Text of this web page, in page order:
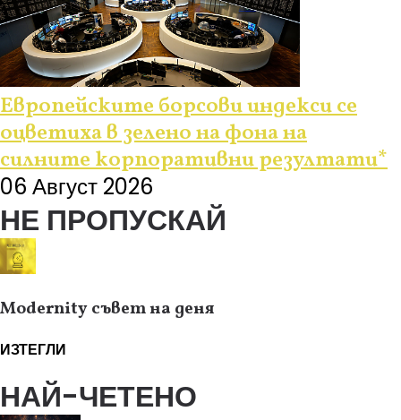
Европейските борсови индекси се
оцветиха в зелено на фона на
силните корпоративни резултати*
06 Август 2026
НЕ ПРОПУСКАЙ
Modernity съвет на деня
ИЗТЕГЛИ
НАЙ-ЧЕТЕНО